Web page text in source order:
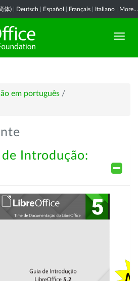
体) Deutsch Español Français Italiano More...
em português /
Introdução: